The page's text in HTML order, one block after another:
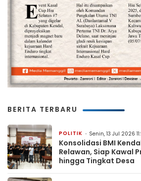
BERITA TERBARU
POLITIK Senin, 13 Jul 2026
Konsolidasi BMI
Relawan, Siap Kawal
hingga Tingkat Desa